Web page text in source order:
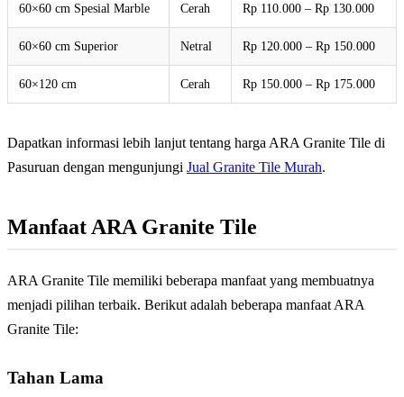
60×60 cm Spesial Marble Cerah Rp 110.000 – Rp 130.000
60×60 cm Superior Netral Rp 120.000 – Rp 150.000
60×120 cm Cerah Rp 150.000 – Rp 175.000
Dapatkan informasi lebih lanjut tentang harga ARA Granite Tile di
Pasuruan dengan mengunjungi Jual Granite Tile Murah.
Manfaat ARA Granite Tile
ARA Granite Tile memiliki beberapa manfaat yang membuatnya
menjadi pilihan terbaik. Berikut adalah beberapa manfaat ARA
Granite Tile:
Tahan Lama